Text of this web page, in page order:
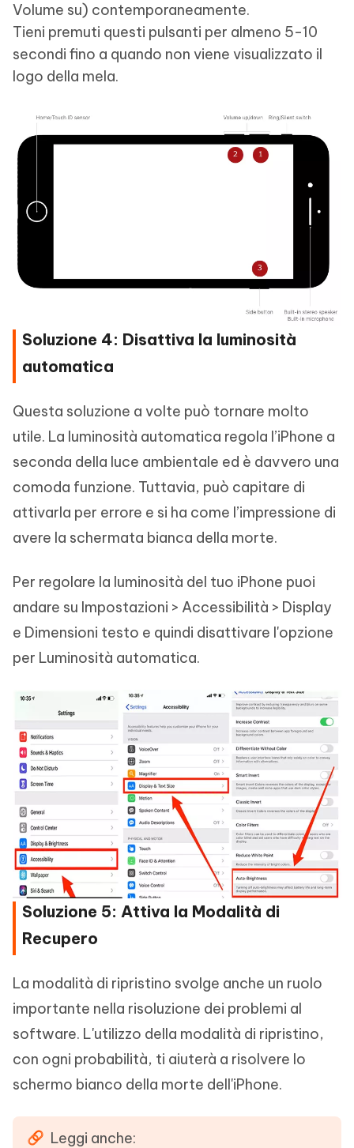
Volume su) contemporaneamente.
Tieni premuti questi pulsanti per almeno 5-10
secondi fino a quando non viene visualizzato il
logo della mela.
Soluzione 4: Disattiva la luminosità
automatica
Questa soluzione a volte può tornare molto
utile. La luminosità automatica regola l’iPhone a
seconda della luce ambientale ed è davvero una
comoda funzione. Tuttavia, può capitare di
attivarla per errore e si ha come l’impressione di
avere la schermata bianca della morte.
Per regolare la luminosità del tuo iPhone puoi
andare su Impostazioni > Accessibilità > Display
e Dimensioni testo e quindi disattivare l'opzione
per Luminosità automatica.
Soluzione 5: Attiva la Modalità di
Recupero
La modalità di ripristino svolge anche un ruolo
importante nella risoluzione dei problemi al
software. L'utilizzo della modalità di ripristino,
con ogni probabilità, ti aiuterà a risolvere lo
schermo bianco della morte dell'iPhone.
Leggi anche: